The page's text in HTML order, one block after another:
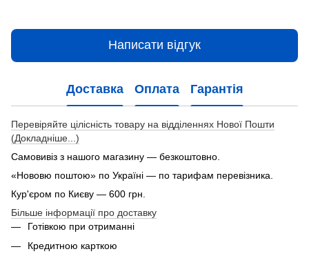
Написати відгук
Доставка Оплата Гарантія
Перевіряйте цілісність товару на відділеннях Нової Пошти
(Докладніше...)
Самовивіз з нашого магазину — безкоштовно.
«Нововю поштою» по Україні — по тарифам перевізника.
Кур'єром по Києву — 600 грн.
Більше інформації про доставку
Готівкою при отриманні
Кредитною карткою